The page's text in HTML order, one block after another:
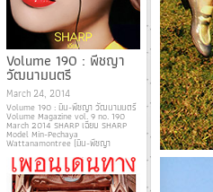
Volume 190 : พีชญา
วัฒนามนตรี
March 24, 2014
Volume 190 : มิน-พีชญา วัฒนามนตรี
Volume Magazine vol. 9 no. 190
March 2014 SHARP เฉียบ SHARP
Model Min-Pechaya
Wattanamontree (มิน-พีชญา